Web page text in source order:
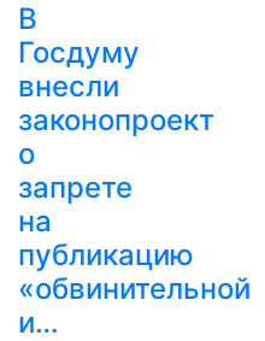
В
Госдуму
внесли
законопроект
о
запрете
на
публикацию
«обвинительной
и…